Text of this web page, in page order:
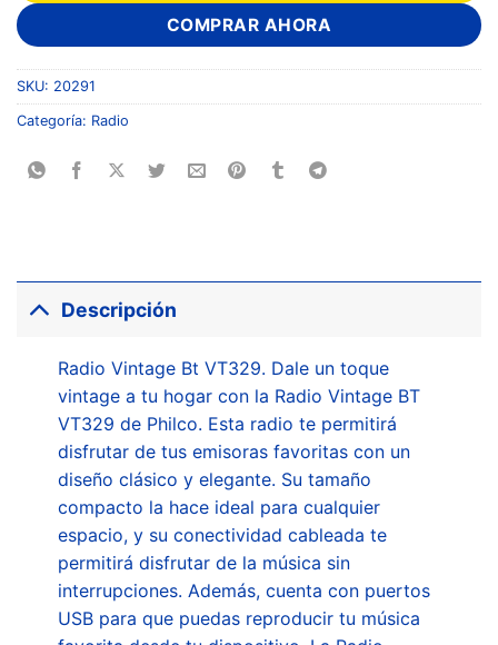
COMPRAR AHORA
SKU: 20291
Categoría: Radio
Descripción
Radio Vintage Bt VT329. Dale un toque
vintage a tu hogar con la Radio Vintage BT
VT329 de Philco. Esta radio te permitirá
disfrutar de tus emisoras favoritas con un
diseño clásico y elegante. Su tamaño
compacto la hace ideal para cualquier
espacio, y su conectividad cableada te
permitirá disfrutar de la música sin
interrupciones. Además, cuenta con puertos
USB para que puedas reproducir tu música